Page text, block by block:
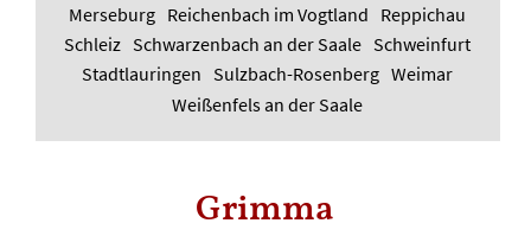
Merseburg Reichenbach im Vogtland Reppichau
Schleiz Schwarzenbach an der Saale Schweinfurt
Stadtlauringen Sulzbach-Rosenberg Weimar
Weißenfels an der Saale
Grimma